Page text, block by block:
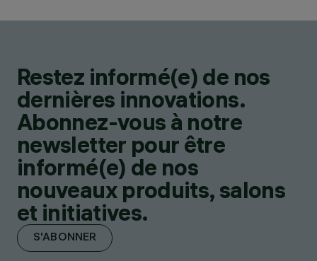
Restez informé(e) de nos
dernières innovations.
Abonnez-vous à notre
newsletter pour être
informé(e) de nos
nouveaux produits, salons
et initiatives.
S'ABONNER